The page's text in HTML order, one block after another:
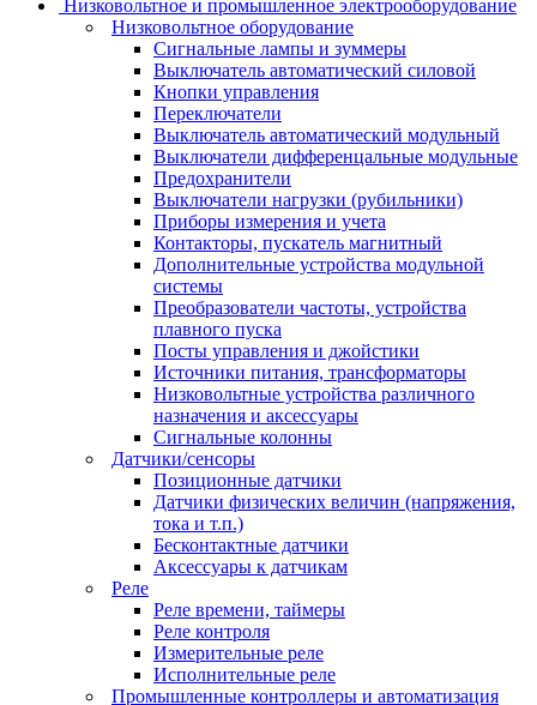
Низковольтное и промышленное электрооборудование
Низковольтное оборудование
Сигнальные лампы и зуммеры
Выключатель автоматический силовой
Кнопки управления
Переключатели
Выключатель автоматический модульный
Выключатели дифференцальные модульные
Предохранители
Выключатели нагрузки (рубильники)
Приборы измерения и учета
Контакторы, пускатель магнитный
Дополнительные устройства модульной
системы
Преобразователи частоты, устройства
плавного пуска
Посты управления и джойстики
Источники питания, трансформаторы
Низковольтные устройства различного
назначения и аксессуары
Сигнальные колонны
Датчики/сенсоры
Позиционные датчики
Датчики физических величин (напряжения,
тока и т.п.)
Бесконтактные датчики
Аксессуары к датчикам
Реле
Реле времени, таймеры
Реле контроля
Измерительные реле
Исполнительные реле
Промышленные контроллеры и автоматизация